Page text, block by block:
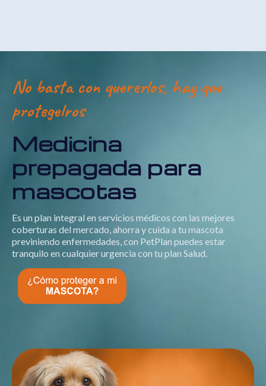
No basta con quererlos, hay que
protegelros
Medicina
prepagada para
mascotas
Es un plan integral en servicios médicos con las mejores
coberturas del mercado, ahorra y cuida a tu mascota
previniendo enfermedades, con PetPlan puedes estar
tranquilo en cualquier urgencia con tu plan Salud.